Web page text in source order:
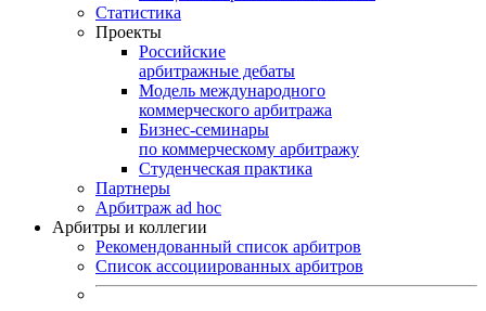
Статистика
Проекты
Российские
арбитражные дебаты
Модель международного
коммерческого арбитража
Бизнес-семинары
по коммерческому арбитражу
Студенческая практика
Партнеры
Арбитраж ad hoc
Арбитры и коллегии
Рекомендованный список арбитров
Список ассоциированных арбитров